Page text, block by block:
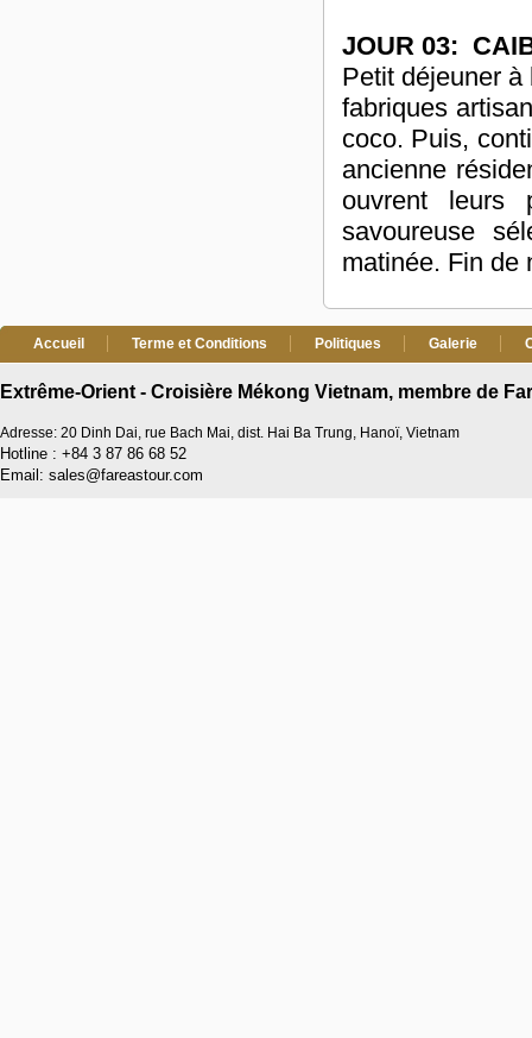
JOUR 03:
Petit déjeuner
fabriques
coco. Puis,
ancienne
ouvrent leurs
savoureuse
matinée. Fin de
Accueil Terme et Conditions Politiques Galerie
Extrême-Orient - Croisière Mékong Vietnam, membre de
Adresse: 20 Dinh Dai, rue Bach Mai, dist. Hai Ba Trung, Hanoï, Vietnam
Hotline : +84 3 87 86 68 52
Email: sales@fareastour.com